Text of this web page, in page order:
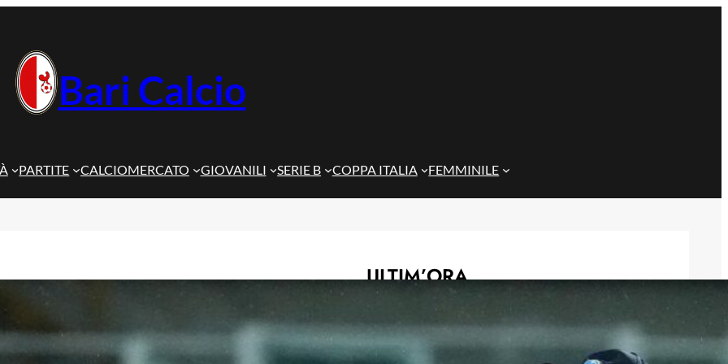
Bari Calcio
PARTITE CALCIOMERCATO GIOVANILI SERIE B COPPA ITALIA FEMMINILE
ULTIM’ORA
nel mio cuore, spero si rialzi presto”
29 Maggio 2026